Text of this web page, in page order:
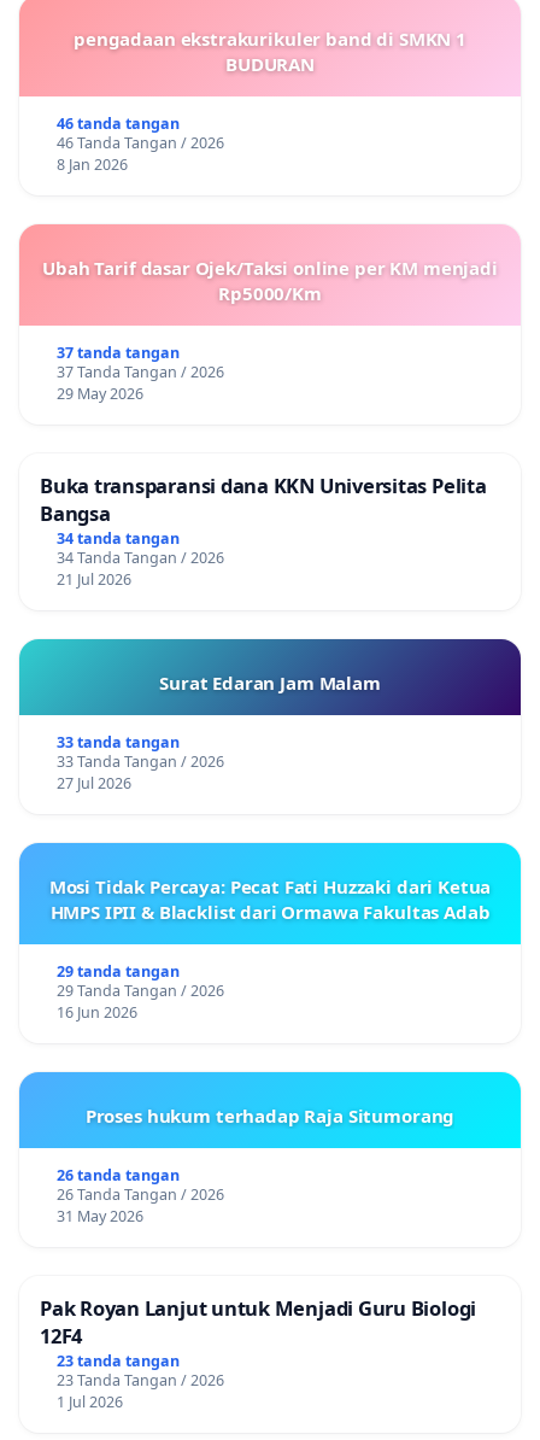
pengadaan ekstrakurikuler band di SMKN 1
BUDURAN
46 tanda tangan
46 Tanda Tangan / 2026
8 Jan 2026
Ubah Tarif dasar Ojek/Taksi online per KM menjadi
Rp5000/Km
37 tanda tangan
37 Tanda Tangan / 2026
29 May 2026
Buka transparansi dana KKN Universitas Pelita
Bangsa
34 tanda tangan
34 Tanda Tangan / 2026
21 Jul 2026
Surat Edaran Jam Malam
33 tanda tangan
33 Tanda Tangan / 2026
27 Jul 2026
Mosi Tidak Percaya: Pecat Fati Huzzaki dari Ketua
HMPS IPII & Blacklist dari Ormawa Fakultas Adab
29 tanda tangan
29 Tanda Tangan / 2026
16 Jun 2026
Proses hukum terhadap Raja Situmorang
26 tanda tangan
26 Tanda Tangan / 2026
31 May 2026
Pak Royan Lanjut untuk Menjadi Guru Biologi
12F4
23 tanda tangan
23 Tanda Tangan / 2026
1 Jul 2026